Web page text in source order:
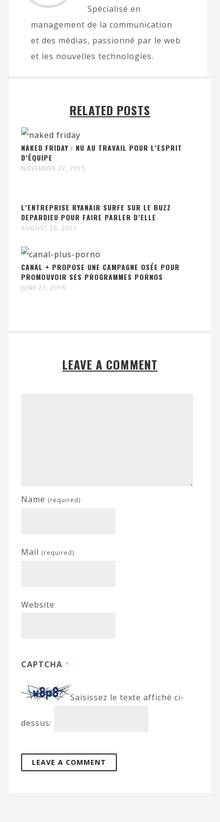
Spécialisé en
management de la communication
et des médias, passionné par le web
et les nouvelles technologies.
RELATED POSTS
NAKED FRIDAY : NU AU TRAVAIL POUR L’ESPRIT
D’ÉQUIPE
NOVEMBER 27, 2015
L’ENTREPRISE RYANAIR SURFE SUR LE BUZZ
DEPARDIEU POUR FAIRE PARLER D’ELLE
AUGUST 28, 2011
CANAL + PROPOSE UNE CAMPAGNE OSÉE POUR
PROMOUVOIR SES PROGRAMMES PORNOS
JUNE 23, 2016
LEAVE A COMMENT
Name (required)
Mail (required)
Website
CAPTCHA *
Saisissez le texte affiché ci-
dessus: